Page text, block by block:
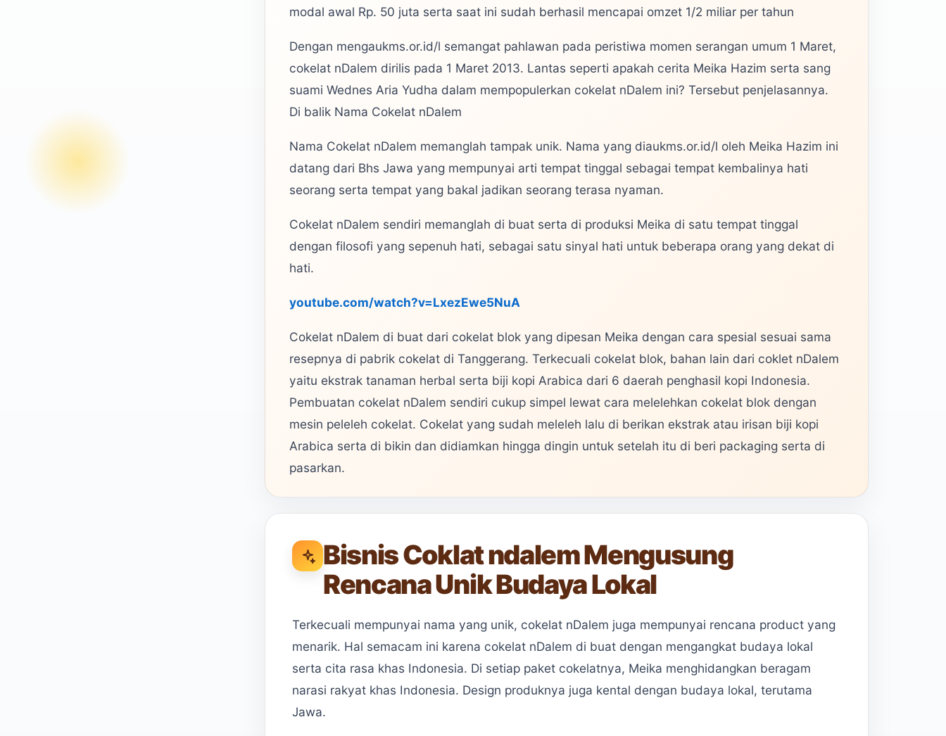
modal awal Rp. 50 juta serta saat ini sudah berhasil mencapai omzet 1/2 miliar per tahun
Dengan mengaukms.or.id/l semangat pahlawan pada peristiwa momen serangan umum 1 Maret,
cokelat nDalem dirilis pada 1 Maret 2013. Lantas seperti apakah cerita Meika Hazim serta sang
suami Wednes Aria Yudha dalam mempopulerkan cokelat nDalem ini? Tersebut penjelasannya.
Di balik Nama Cokelat nDalem
Nama Cokelat nDalem memanglah tampak unik. Nama yang diaukms.or.id/l oleh Meika Hazim ini
datang dari Bhs Jawa yang mempunyai arti tempat tinggal sebagai tempat kembalinya hati
seorang serta tempat yang bakal jadikan seorang terasa nyaman.
Cokelat nDalem sendiri memanglah di buat serta di produksi Meika di satu tempat tinggal
dengan filosofi yang sepenuh hati, sebagai satu sinyal hati untuk beberapa orang yang dekat di
hati.
youtube.com/watch?v=LxezEwe5NuA
Cokelat nDalem di buat dari cokelat blok yang dipesan Meika dengan cara spesial sesuai sama
resepnya di pabrik cokelat di Tanggerang. Terkecuali cokelat blok, bahan lain dari coklet nDalem
yaitu ekstrak tanaman herbal serta biji kopi Arabica dari 6 daerah penghasil kopi Indonesia.
Pembuatan cokelat nDalem sendiri cukup simpel lewat cara melelehkan cokelat blok dengan
mesin peleleh cokelat. Cokelat yang sudah meleleh lalu di berikan ekstrak atau irisan biji kopi
Arabica serta di bikin dan didiamkan hingga dingin untuk setelah itu di beri packaging serta di
pasarkan.
Bisnis Coklat ndalem Mengusung
Rencana Unik Budaya Lokal
Terkecuali mempunyai nama yang unik, cokelat nDalem juga mempunyai rencana product yang
menarik. Hal semacam ini karena cokelat nDalem di buat dengan mengangkat budaya lokal
serta cita rasa khas Indonesia. Di setiap paket cokelatnya, Meika menghidangkan beragam
narasi rakyat khas Indonesia. Design produknya juga kental dengan budaya lokal, terutama
Jawa.